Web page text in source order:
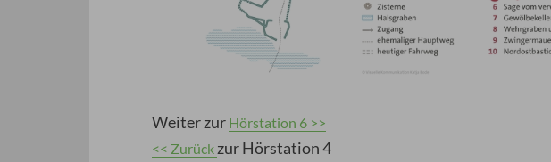
Weiter zur Hörstation 6 >>
<< Zurück zur Hörstation 4